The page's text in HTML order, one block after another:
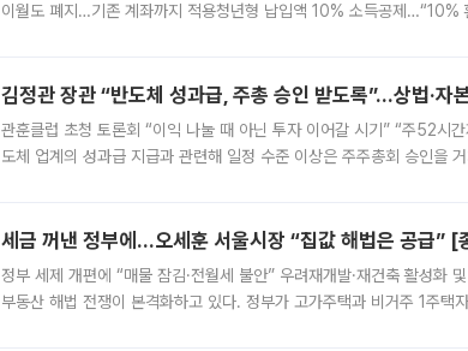
이월도 폐지…기존 계좌까지 적용청년형 납입액 10% 소득공제…“10%
김정관 장관 “반도체 성과급, 주총 승인 받도록”…상법·자
관훈클럽 초청 토론회 “이익 나눌 때 아닌 투자 이어갈 시기” “주52시
도체 업계의 성과급 지급과 관련해 일정 수준 이상은 주주총회 승인을
세금 꺼낸 정부에…오세훈 서울시장 “집값 해법은 공급” [
정부 세제 개편에 “매물 잠김·전월세 불안” 우려재개발·재건축 활성화
부동산 해법 전쟁이 본격화하고 있다. 정부가 고가주택과 비거주 1주택